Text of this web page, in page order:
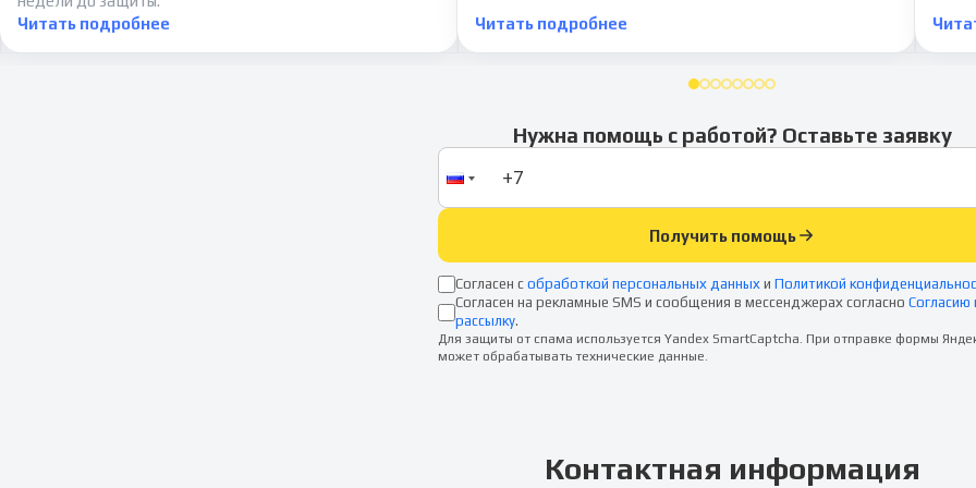
Читать подробнее
Читать подробнее
Нужна помощь с работой? Оставьте заявку
Получить помощь
Согласен с обработкой персональных данных и Политикой
Согласен на рекламные SMS и сообщения в мессенджерах согласно Согласию
рассылку.
Для защиты от спама используется Yandex SmartCaptcha. При отправке формы
может обрабатывать технические данные.
Контактная информация